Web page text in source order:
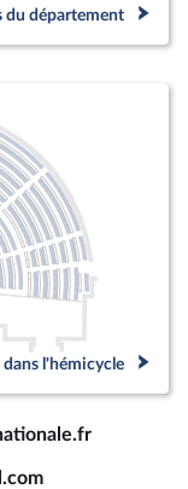
du département
l'hémicycle